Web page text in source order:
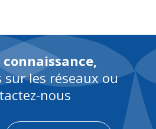
connaissance,
sur les réseaux ou
nous